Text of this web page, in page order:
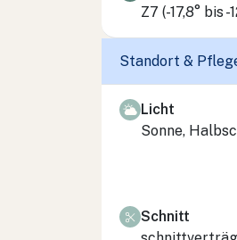
Z7 (-17,8° bis -
Standort &
Licht
Sonne,
Schnitt